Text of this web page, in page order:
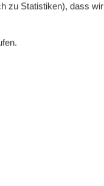
zu Statistiken), dass wir